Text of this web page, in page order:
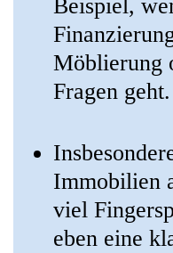
Beispiel,
Möblierung
Fragen geht.
Immobilien
viel
eben eine